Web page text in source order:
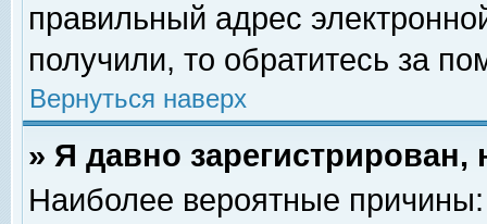
правильный адрес
получили, то обратитесь за
Вернуться наверх
» Я давно
Наиболее вероятные